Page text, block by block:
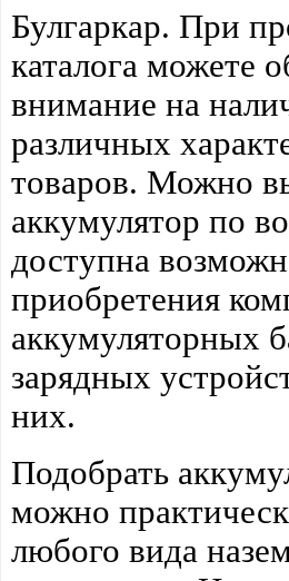
Булгаркар. При
каталога можете
внимание на
различных
товаров. Можно
аккумулятор по
доступна
приобретения
аккумуляторных
зарядных
них.
Подобрать
можно
любого вида